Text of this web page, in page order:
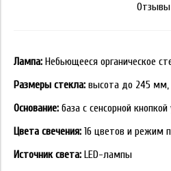
Отзывы
Лампа: Небьющееся органическое
Размеры стекла: высота до 245
Основание: база с сенсорной
Цвета свечения: 16 цветов и режим
Источник света: LED-лампы